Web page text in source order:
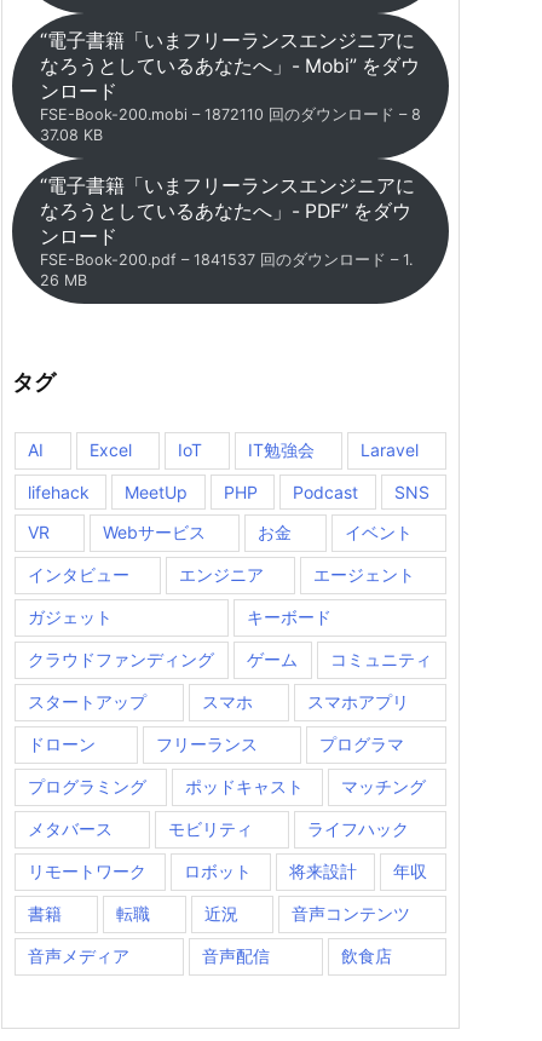
“電子書籍「いまフリーランスエンジニアに
なろうとしているあなたへ」- Mobi” をダウ
ンロード
FSE-Book-200.mobi – 1872110 回のダウンロード – 8
37.08 KB
“電子書籍「いまフリーランスエンジニアに
なろうとしているあなたへ」- PDF” をダウ
ンロード
FSE-Book-200.pdf – 1841537 回のダウンロード – 1.
26 MB
タグ
AI Excel IoT IT勉強会 Laravel
lifehack MeetUp PHP Podcast
SNS
VR
Webサービス お金 イベント
インタビュー エンジニア エージェント
ガジェット キーボード
クラウドファンディング ゲーム コミュニティ
スタートアップ スマホ スマホアプリ
ドローン フリーランス プログラマ
プログラミング ポッドキャスト マッチング
メタバース モビリティ ライフハック
リモートワーク ロボット 将来設計 年収
書籍 転職 近況 音声コンテンツ
音声メディア 音声配信 飲食店